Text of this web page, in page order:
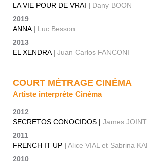
LA VIE POUR DE VRAI | Dany BOON
2019
ANNA | Luc Besson
2013
EL XENDRA | Juan Carlos FANCONI
COURT MÉTRAGE CINÉMA
Artiste interprète Cinéma
2012
SECRETOS CONOCIDOS | James JOINT
2011
FRENCH IT UP | Alice VIAL et Sabrina
2010